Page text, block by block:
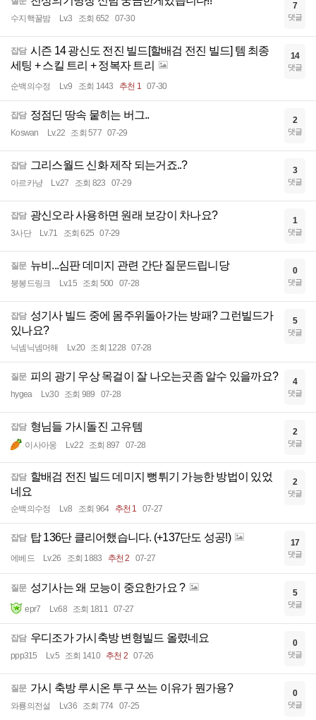
수지핵꿀밤 Lv.3 조회 652 07-30
7
댓글
잡담 시즌 14 광신도 전진 빌드[할배검 전진 빌드] 템 최종
세팅 + 스킬 트리 + 정복자 트리
순백의수정 Lv.9 조회 1443 추천 1 07-30
14
댓글
잡담 정점딘 땅속 뭍히는 버그..
Koswan Lv.22 조회 577 07-29
2
댓글
잡담 그리스월드 신화 제작 되는거죠..?
아르카냥 Lv.27 조회 823 07-29
3
댓글
잡담 광신오라 사용하면 원래 보강이 차나요?
3사단 Lv.71 조회 625 07-29
1
댓글
질문 뉴비...심판 데미지 관련 간단 질문드립니당
붕봉드링크 Lv.15 조회 500 07-28
0
댓글
잡담 성기사 빌드 중에 몸주위돌아가는 방패? 그런빌드가
있나요?
닉넴닉넴머해 Lv.20 조회 1228 07-28
5
댓글
질문 피의 광기 우상 목걸이 잘 나오는곳좀 알수 있을까요?
hygea Lv.30 조회 989 07-28
4
댓글
잡담 형님들 가시돌진 고유템
이사아웅 Lv.22 조회 897 07-28
2
댓글
잡담 할배검 전진 빌드 데미지 뻥튀기 가능한 방법이 있었
네요
순백의수정 Lv.8 조회 964 추천 1 07-27
2
댓글
잡담 탑 136단 클리어했습니다. (+137단도 성공!)
에베드 Lv.26 조회 1883 추천 2 07-27
17
댓글
질문 성기사는 왜 모능이 중요한가요 ?
epr7 Lv.68 조회 1811 07-27
5
댓글
잡담 우디조가 가시축방 변형빌드 올렸네요
ppp315 Lv.5 조회 1410 추천 2 07-26
0
댓글
질문 가시 축방 루시온 투구 쓰는 이유가 뭔가용?
와룡의전설 Lv.36 조회 774 07-25
0
댓글